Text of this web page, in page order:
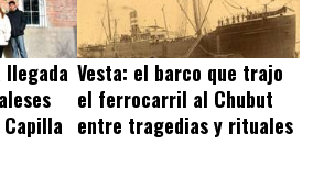
llegada Vesta: el barco que trajo
el ferrocarril al Chubut
entre tragedias y rituales